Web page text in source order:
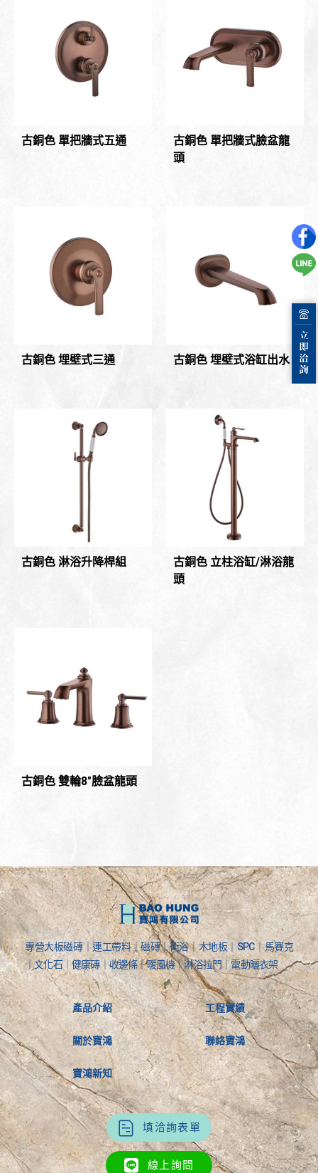
古銅色 單把牆式五通
古銅色 單把牆式臉盆龍
頭
古銅色 埋壁式三通 古銅色 埋壁式浴缸出水
古銅色 淋浴升降桿組
古銅色 立柱浴缸/淋浴龍
頭
古銅色 雙輪8″臉盆龍頭
專營大板磁磚｜連工帶料｜磁磚｜衛浴｜木地板｜SPC｜馬賽克
｜文化石｜健康磚｜收邊條｜暖風機｜淋浴拉門｜電動曬衣架
產品介紹
關於寶鴻
寶鴻新知
工程實績
聯絡寶鴻
填洽詢表單
線上詢問